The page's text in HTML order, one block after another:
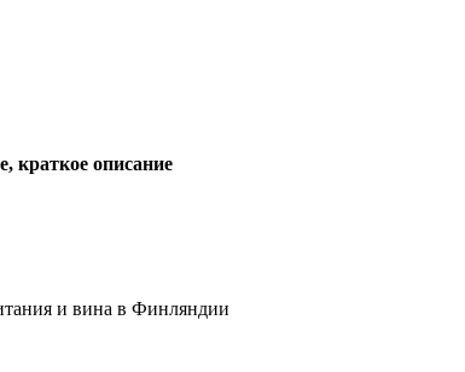
краткое описание
и вина в Финляндии